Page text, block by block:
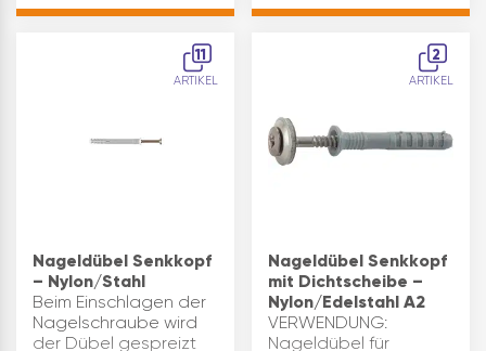
unterschiedlichster
BauteileROBUSTER
bestens geeignet. S…
11
ARTIKEL
Nageldübel Senkkopf
– Nylon/Stahl
Beim Einschlagen der
Nagelschraube wird
der Dübel gespreizt
2
ARTIKEL
Nageldübel Senkkopf
mit Dichtscheibe –
Nylon/Edelstahl A2
VERWENDUNG:
Nageldübel für